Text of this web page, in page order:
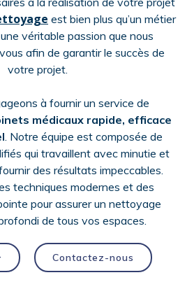
est bien plus qu’un métier
une véritable passion que nous
afin de garantir le succès de
votre projet.
à fournir un service de
médicauxrapide, efficace
. Notre équipe est composée de
qui travaillent avec minutie et
des résultats impeccables.
techniques modernes et des
pour assurer un nettoyage
de tous vos espaces.
Contactez-nous